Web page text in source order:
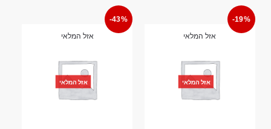
-19%
אזל המלאי
אזל המלאי
-43%
אזל המלאי
אזל המלאי